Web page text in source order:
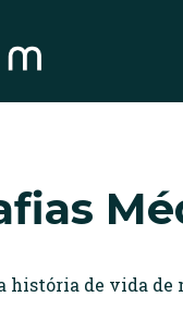
história de vida de